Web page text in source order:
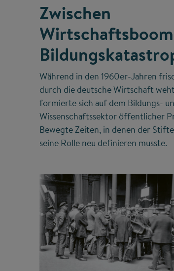
Zwischen
Während in den 1960er-Jahren
durch die deutsche Wirtschaft
formierte sich auf dem Bildungs-
Wissenschaftssektor öffentlicher
Bewegte Zeiten, in denen der
seine Rolle neu definieren musste.